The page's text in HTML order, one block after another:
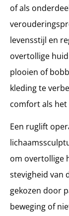
Wanneer
Ruglift
De procedure
Pre-operatief
Plaatsing van
Sluiting en
Directe
Herstel
Resultaten
Ruglift
Zorg die
of als
levensstijl en
overtollige
plooien of
kleding te
comfort als
Een ruglift
om overtollige
stevigheid van
gekozen door
beweging of